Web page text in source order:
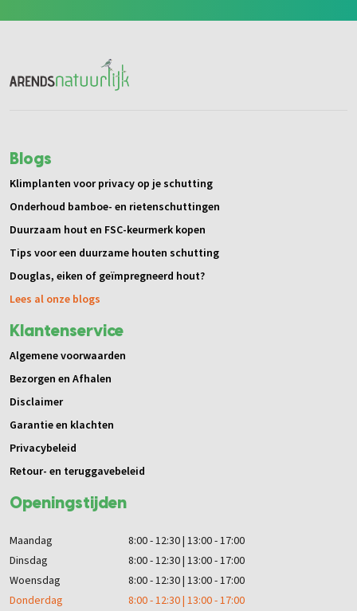
Openingstijden
Maandag
8:00 - 12:30 | 13:00 - 17:00
Dinsdag
8:00 - 12:30 | 13:00 - 17:00
Woensdag
8:00 - 12:30 | 13:00 - 17:00
Donderdag
8:00 - 12:30 | 13:00 - 17:00
Blogs
Klimplanten voor privacy op je schutting
Onderhoud bamboe- en rietenschuttingen
Duurzaam hout en FSC-keurmerk kopen
Tips voor een duurzame houten schutting
Douglas, eiken of geïmpregneerd hout?
Lees al onze blogs
Klantenservice
Algemene voorwaarden
Bezorgen en Afhalen
Disclaimer
Garantie en klachten
Privacybeleid
Retour- en teruggavebeleid